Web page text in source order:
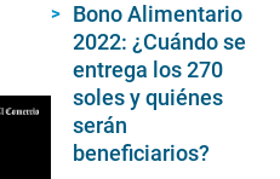
Bono Alimentario
2022: ¿Cuándo se
entrega los 270
soles y quiénes
serán
beneficiarios?